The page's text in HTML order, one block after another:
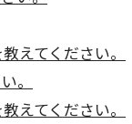
えてください。
。
えてください。